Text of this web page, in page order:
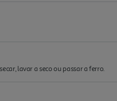
lavar a seco ou passar a ferro.